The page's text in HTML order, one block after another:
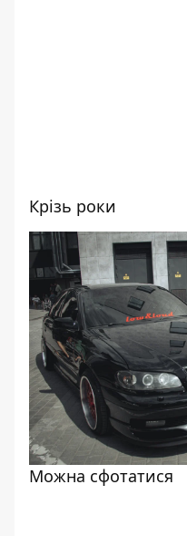
Крізь роки
Можна сфотатися